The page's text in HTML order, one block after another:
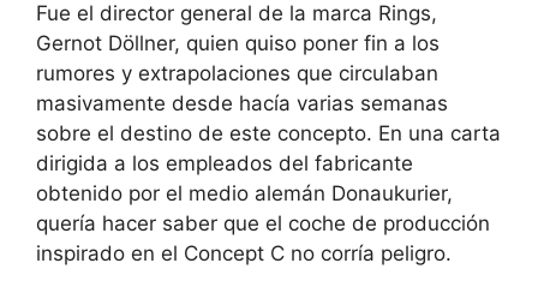
Fue el director general de la marca Rings,
Gernot Döllner, quien quiso poner fin a los
rumores y extrapolaciones que circulaban
masivamente desde hacía varias semanas
sobre el destino de este concepto. En una carta
dirigida a los empleados del fabricante
obtenido por el medio alemán Donaukurier,
quería hacer saber que el coche de producción
inspirado en el Concept C no corría peligro.